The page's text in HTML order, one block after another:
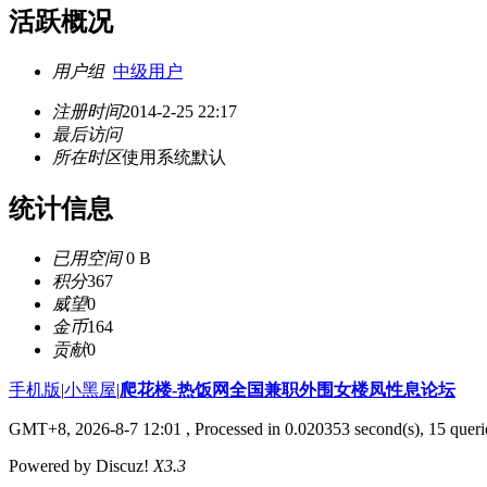
活跃概况
用户组 中级用户
注册时间2014-2-25 22:17
最后访问
所在时区使用系统默认
统计信息
已用空间0 B
积分367
威望0
金币164
贡献0
手机版|小黑屋|爬花楼-热饭网全国兼职外围女楼凤性息论坛
GMT+8, 2026-8-7 12:01 , Processed in 0.020353 second(s), 15
Powered by Discuz! X3.3